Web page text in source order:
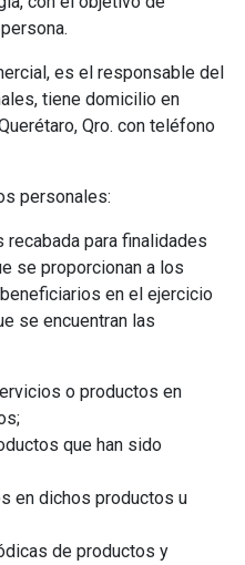
es el responsable del
tiene domicilio en
Qro. con teléfono
personales:
para finalidades
se proporcionan a los
en el ejercicio
se encuentran las
o productos en
que han sido
en dichos productos u
de productos y